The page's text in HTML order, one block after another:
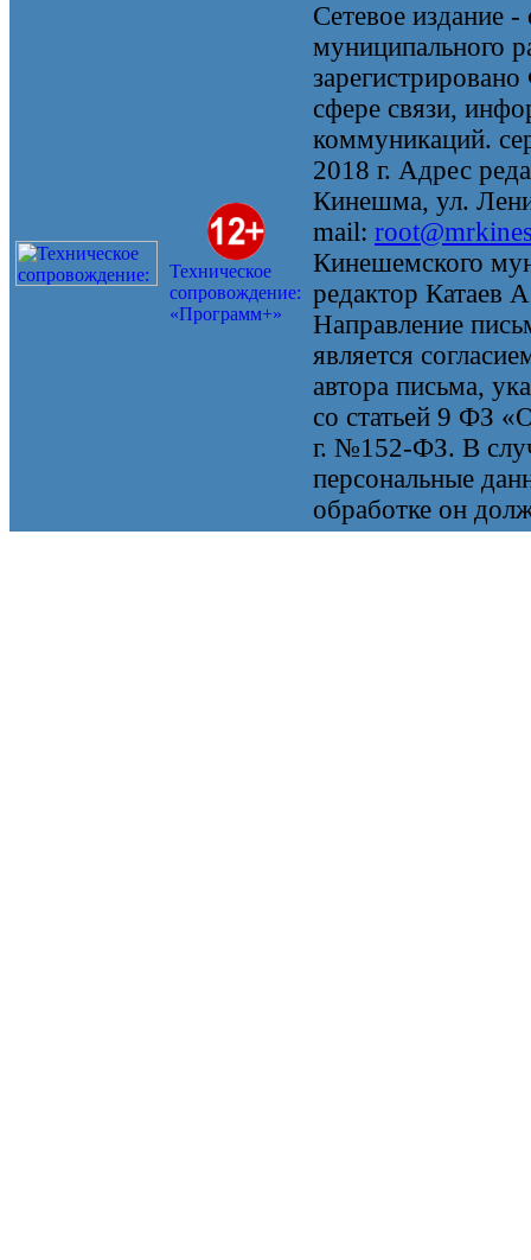
Техническое
сопровождение:
«Программ+»
Сетевое издание
муниципального
сфере связи,
коммуникаций.
2018 г. Адрес
Кинешма, ул.
mail:
Кинешемского
редактор Катаев
Направление
является
автора письма,
со статьей 9 ФЗ
г. №152-ФЗ. В
персональные
обработке он